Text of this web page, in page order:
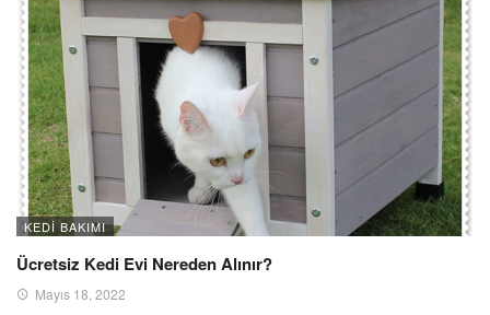
KEDI BAKIMI
Ücretsiz Kedi Evi Nereden Alınır?
Mayıs 18, 2022